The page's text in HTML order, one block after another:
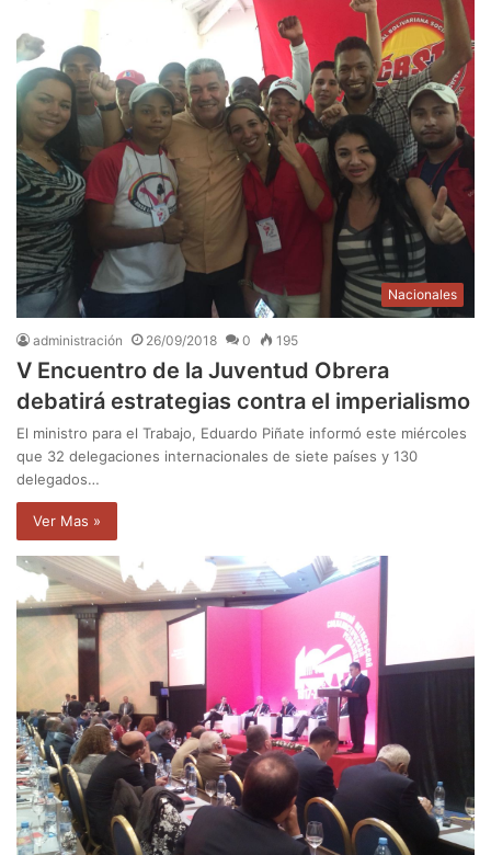
Nacionales
administración 26/09/2018 0 195
V Encuentro de la Juventud Obrera
debatirá estrategias contra el imperialismo
El ministro para el Trabajo, Eduardo Piñate informó este miércoles
que 32 delegaciones internacionales de siete países y 130
delegados…
Ver Mas »